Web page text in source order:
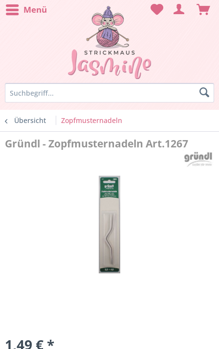
Menü
Übersicht Zopfmusternadeln
Gründl - Zopfmusternadeln Art.1267
1,49 € *